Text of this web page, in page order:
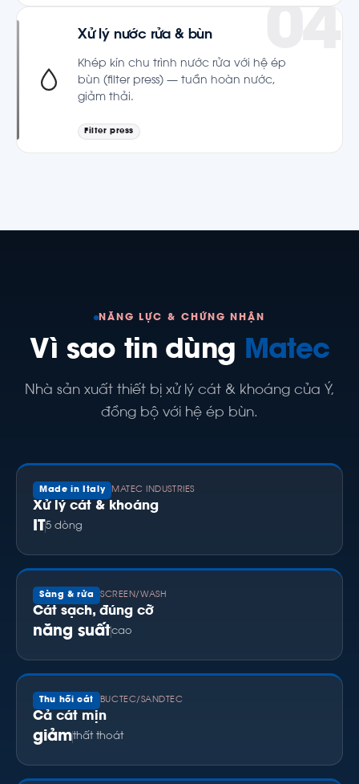
Xử lý nước rửa & bùn
Khép kín chu trình nước rửa với hệ ép
bùn (filter press) — tuần hoàn nước,
giảm thải.
Filter press
NĂNG LỰC & CHỨNG NHẬN
Vì sao tin dùng Matec
Nhà sản xuất thiết bị xử lý cát & khoáng của Ý,
đồng bộ với hệ ép bùn.
Made in Italy MATEC INDUSTRIES
Xử lý cát & khoáng
IT5 dòng
Sàng & rửa SCREEN/WASH
Cát sạch, đúng cỡ
năng suấtcao
Thu hồi cát BUCTEC/SANDTEC
Cả cát mịn
giảmthất thoát